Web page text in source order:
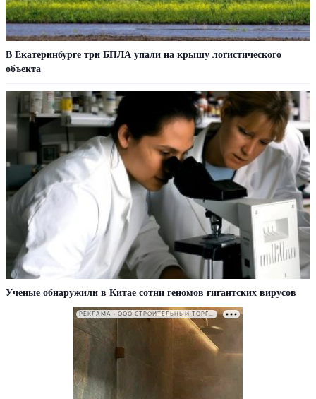
В Екатеринбурге три БПЛА упали на крышу логистического
объекта
Ученые обнаружили в Китае сотни геномов гигантских вирусов
РЕКЛАМА • ООО СТРОИТЕЛЬНЫЙ ТОРГОВЫЙ ДОМ «ПЕТРОВИЧ». ИНН: 7802348846